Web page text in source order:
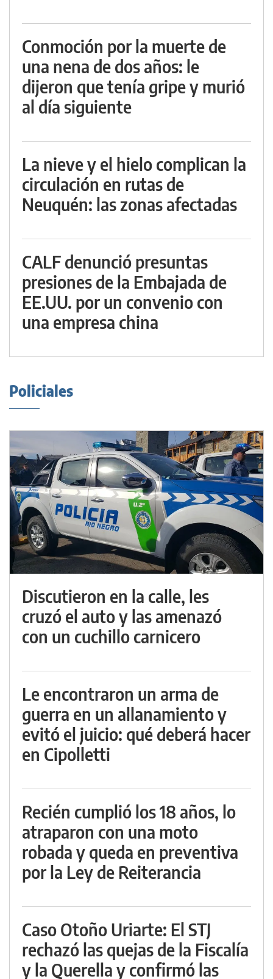
Conmoción por la muerte de
una nena de dos años: le
dijeron que tenía gripe y murió
al día siguiente
La nieve y el hielo complican la
circulación en rutas de
Neuquén: las zonas afectadas
CALF denunció presuntas
presiones de la Embajada de
EE.UU. por un convenio con
una empresa china
Policiales
Discutieron en la calle, les
cruzó el auto y las amenazó
con un cuchillo carnicero
Le encontraron un arma de
guerra en un allanamiento y
evitó el juicio: qué deberá hacer
en Cipolletti
Recién cumplió los 18 años, lo
atraparon con una moto
robada y queda en preventiva
por la Ley de Reiterancia
Caso Otoño Uriarte: El STJ
rechazó las quejas de la Fiscalía
y la Querella y confirmó las